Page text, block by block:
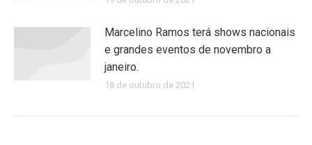
Marcelino Ramos terá shows nacionais
e grandes eventos de novembro a
janeiro.
18 de outubro de 2021